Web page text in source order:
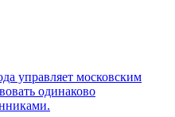
управляет московским
одинаково